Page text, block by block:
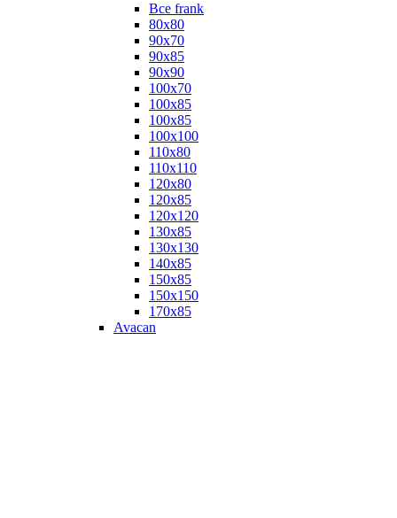
Все frank
80х80
90х70
90х85
90х90
100х70
100х85
100х85
100х100
110х80
110х110
120х80
120х85
120х120
130х85
130х130
140х85
150х85
150х150
170х85
Avacan